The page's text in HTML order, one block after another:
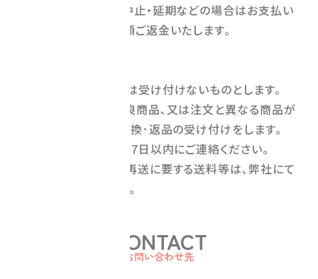
※弊社の原因による中止・延期などの場合はお支払い
いただいた金額を全額ご返金いたします。
商品の交換又は返品は受け付けないものとします｡
弊社に原因のある不良商品､又は注文と異なる商品が
到着した場合のみ､交換･返品の受け付けをします｡
この場合､商品到着後7日以内にご連絡ください。
当該商品の返送及び再送に要する送料等は､弊社にて
負担するものとします｡
CONTACT
お問い合わせ先